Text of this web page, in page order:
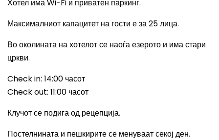
Хотел имаWi-Fi и приватен паркинг.
Максималниот капацитет на гости е за 25 лица.
Во околината на хотелот се наоѓа езерото и има стари
цркви.
Check in: 14:00 часот
Check out: 11:00 часот
Клучот се подига од рецепција.
Постелнината и пешкирите се менуваат секој ден.